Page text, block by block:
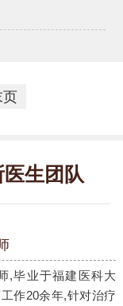
页
生团队
,毕业于福建医科大
作20余年,针对治疗